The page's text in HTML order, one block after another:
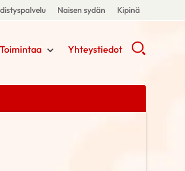
Naisen sydän Kipinä
Toimintaa Yhteystiedot